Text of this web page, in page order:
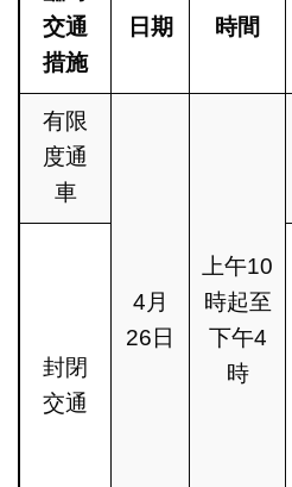
交通
措施
日期 時間
有限
度通
車
4月
26日
上午10
時起至
下午4
時
封閉
交通